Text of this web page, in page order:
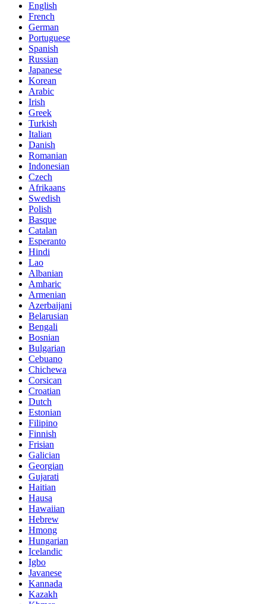
English
French
German
Portuguese
Spanish
Russian
Japanese
Korean
Arabic
Irish
Greek
Turkish
Italian
Danish
Romanian
Indonesian
Czech
Afrikaans
Swedish
Polish
Basque
Catalan
Esperanto
Hindi
Lao
Albanian
Amharic
Armenian
Azerbaijani
Belarusian
Bengali
Bosnian
Bulgarian
Cebuano
Chichewa
Corsican
Croatian
Dutch
Estonian
Filipino
Finnish
Frisian
Galician
Georgian
Gujarati
Haitian
Hausa
Hawaiian
Hebrew
Hmong
Hungarian
Icelandic
Igbo
Javanese
Kannada
Kazakh